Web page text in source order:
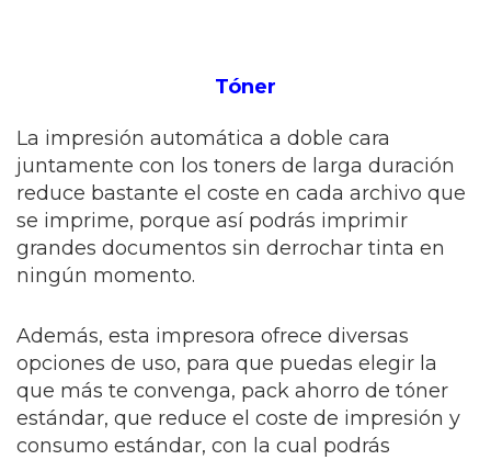
Tóner
La impresión automática a doble cara
juntamente con los toners de larga duración
reduce bastante el coste en cada archivo que
se imprime, porque así podrás imprimir
grandes documentos sin derrochar tinta en
ningún momento.
Además, esta impresora ofrece diversas
opciones de uso, para que puedas elegir la
que más te convenga, pack ahorro de tóner
estándar, que reduce el coste de impresión y
consumo estándar, con la cual podrás